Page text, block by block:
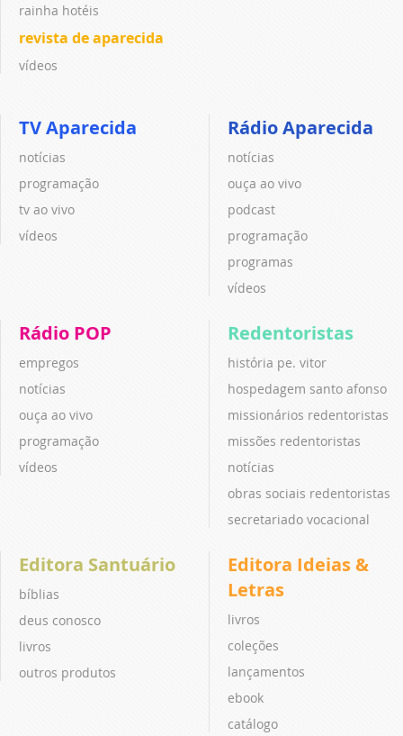
rainha hotéis
revista de aparecida
vídeos
TV Aparecida
notícias
programação
tv ao vivo
vídeos
Rádio Aparecida
notícias
ouça ao vivo
podcast
programação
programas
vídeos
Rádio POP
empregos
notícias
ouça ao vivo
programação
vídeos
Redentoristas
história pe. vitor
hospedagem santo afonso
missionários redentoristas
missões redentoristas
notícias
obras sociais redentoristas
secretariado vocacional
Editora Santuário
bíblias
deus conosco
livros
outros produtos
Editora Ideias &
Letras
livros
coleções
lançamentos
ebook
catálogo